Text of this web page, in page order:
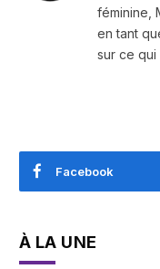
féminine,
en tant
sur ce qui
Facebook
À LA UNE